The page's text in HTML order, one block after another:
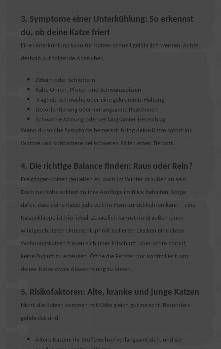
3. Symptome einer Unterkühlung: So erkennst
du, ob deine Katze friert
Eine Unterkühlung kann für Katzen schnell gefährlich werden. Achte
deshalb auf folgende Anzeichen:
Zittern oder Schlottern
Kalte Ohren, Pfoten und Schwanzspitzen
Trägheit, Schwäche oder eine gekrümmte Haltung
Desorientierung oder verlangsamte Reaktionen
Schwache Atmung oder verlangsamter Herzschlag
Wenn du solche Symptome bemerkst, bring deine Katze sofort ins
Warme und kontaktiere bei schweren Fällen einen Tierarzt.
4. Die richtige Balance finden: Raus oder Rein?
Freigänger-Katzen genießen es, auch im Winter draußen zu sein.
Doch bei Kälte solltest du ihre Ausflüge im Blick behalten. Sorge
dafür, dass deine Katze jederzeit ins Haus zurückkehren kann – eine
Katzenklappe ist hier ideal. Zusätzlich kannst du draußen einen
windgeschützten Unterschlupf mit isolierten Decken einrichten.
Wohnungskatzen freuen sich über Frischluft, aber achte darauf,
keine Zugluft zu erzeugen. Öffne die Fenster nur kontrolliert, um
deiner Katze etwas Abwechslung zu bieten.
5. Risikofaktoren: Alte, kranke und junge Katzen
Nicht alle Katzen kommen mit Kälte gleich gut zurecht. Besonders
gefährdet sind:
Ältere Katzen: Ihr Stoffwechsel verlangsamt sich, und sie